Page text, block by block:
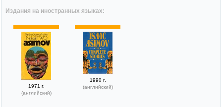
Издания на иностранных языках:
1971 г.
(английский)
1990 г.
(английский)